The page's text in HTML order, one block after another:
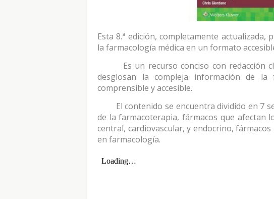
Esta 8.ª edición, completamente
la farmacología médica en un formato
Es un recurso conciso con redacción
desglosan la compleja información de
comprensible y accesible.
El contenido se encuentra dividido en 7
de la farmacoterapia, fármacos que afectan
central, cardiovascular, y endocrino,
en farmacología.